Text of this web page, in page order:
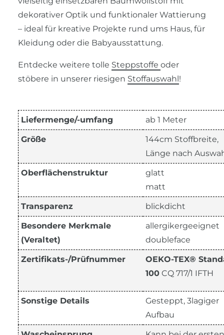
dekorativer Optik und funktionaler Wattierung
– ideal für kreative Projekte rund ums Haus, für
Kleidung oder die Babyausstattung.
Entdecke weitere tolle Steppstoffe oder
stöbere in unserer riesigen Stoffauswahl!
Liefermenge/-umfang ab 1 Meter
Größe
144cm Stoffbreite,
Länge nach
Oberflächenstruktur
glatt
matt
Transparenz blickdicht
Besondere Merkmale
(Veraltet)
allergikergeeignet
doubleface
Zertifikats-/Prüfnummer
OEKO-TEX®
100 CQ 717/1 IFTH
Sonstige Details
Gesteppt, 3lagiger
Aufbau